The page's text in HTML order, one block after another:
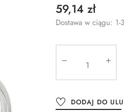
59,14 zł
Dostawa w ciągu:
DODAJ DO